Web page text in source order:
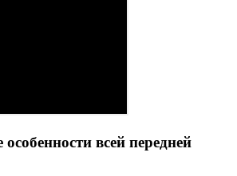
всей передней